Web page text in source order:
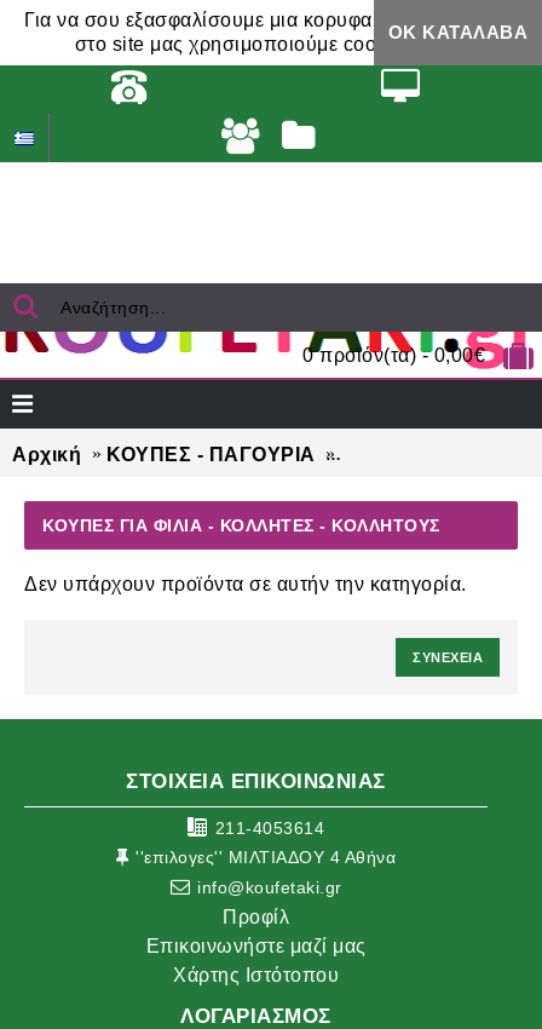
Για να σου εξασφαλίσουμε μια κορυφαία εμπειρία,
στο site μας χρησιμοποιούμε cookies.
ΟΚ ΚΑΤΆΛΑΒΑ
0 προϊόν(τα) - 0,00€
Αρχική ΚΟΥΠΕΣ - ΠΑΓΟΥΡΙΑ
ΚΟΥΠΕΣ ΓΙΑ ΦΙΛΙΑ - ΚΟΛΛΗΤΕΣ - ΚΟΛΛΗΤΟΥΣ
Δεν υπάρχουν προϊόντα σε αυτήν την κατηγορία.
ΣΥΝΈΧΕΙΑ
ΣΤΟΙΧΕΙΑ ΕΠΙΚΟΙΝΩΝΙΑΣ
211-4053614
''επιλογες'' ΜΙΛΤΙΑΔΟΥ 4 Αθήνα
info@koufetaki.gr
Προφίλ
Επικοινωνήστε μαζί μας
Χάρτης Ιστότοπου
ΛΟΓΑΡΙΑΣΜΌΣ